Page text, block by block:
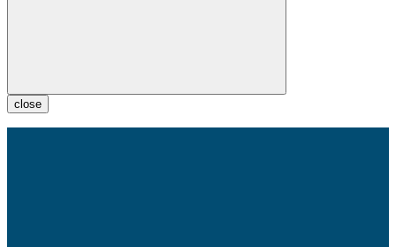
close